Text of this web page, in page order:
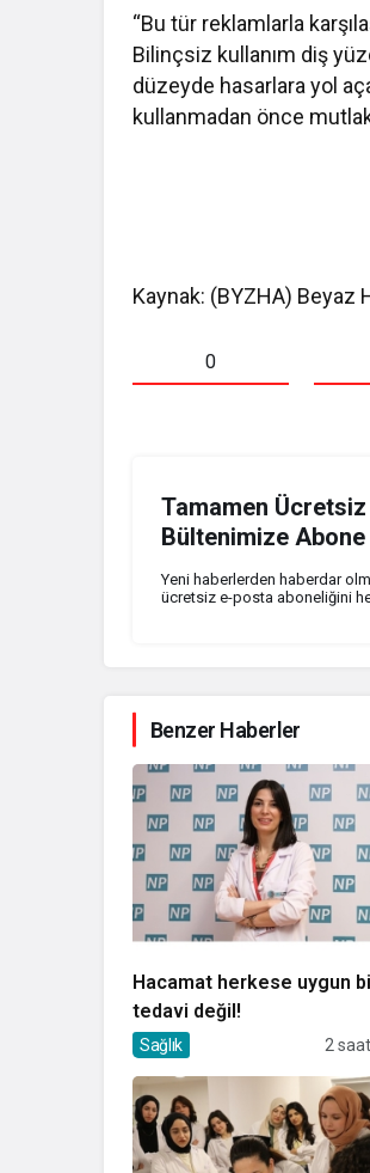
“Bu tür reklamlarla
Bilinçsiz kullanım diş
düzeyde hasarlara yol
kullanmadan önce
Kaynak: (BYZHA) Beyaz
0
Tamamen
Bültenimize
Yeni haberlerden haberdar
ücretsiz e-posta aboneliğini
Benzer Haberler
Hacamat herkese uygun
tedavi değil!
Sağlık 2